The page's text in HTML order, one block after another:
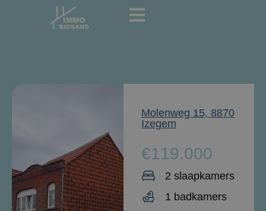
Molenweg 15, 8870
Izegem
€119.000
2 slaapkamers
1 badkamers